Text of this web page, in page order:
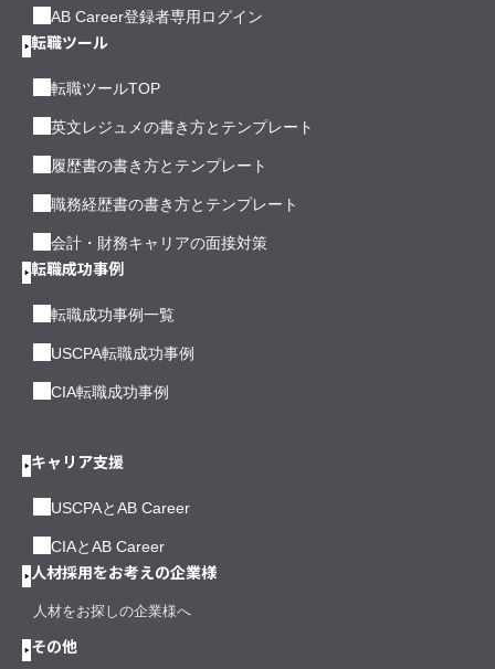
AB Career登録者専用ログイン
転職ツール
転職ツールTOP
英文レジュメの書き方とテンプレート
履歴書の書き方とテンプレート
職務経歴書の書き方とテンプレート
会計・財務キャリアの面接対策
転職成功事例
転職成功事例一覧
USCPA転職成功事例
CIA転職成功事例
キャリア支援
USCPAとAB Career
CIAとAB Career
人材採用をお考えの企業様
人材をお探しの企業様へ
その他